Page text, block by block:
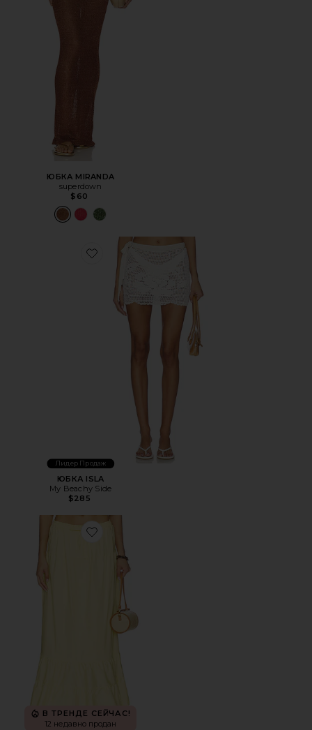
ЮБКА MIRANDA
superdown
$60
Favorite ЮБКА ISLA
Лидер Продаж
ЮБКА ISLA
My Beachy Side
$285
Favorite ЮБКА МАКСИ RILEY
В ТРЕНДЕ СЕЙЧАС!
12 недавно продан